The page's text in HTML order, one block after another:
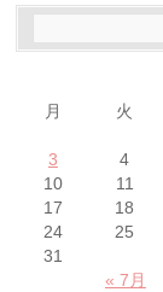
月
火
« 7月
3
4
10
11
17
18
24
25
31